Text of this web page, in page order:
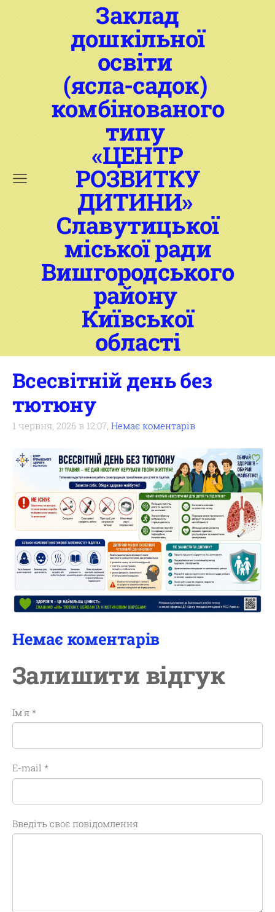
Заклад
дошкільної
освіти
(ясла-садок)
комбінованого
типу
«ЦЕНТР
РОЗВИТКУ
ДИТИНИ»
Славутицької
міської ради
Вишгородського
району
Київської
області
Всесвітній день без
тютюну
1 червня, 2026 в 12:07, Немає коментарів
Немає коментарів
Залишити відгук
Ім'я *
E-mail *
Введіть своє повідомлення